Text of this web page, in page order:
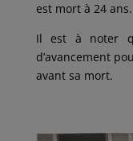
est mort à 24 ans.
Il est à noter
d’avancement
avant sa mort.